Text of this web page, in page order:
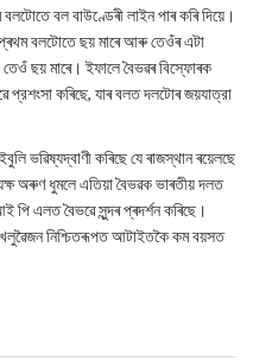
বল বাউণ্ডেৰী লাইন পাৰ কৰি দিয়ে।
বলটোতে ছয় মাৰে আৰু তেওঁৰ এটা
ছয় মাৰে। ইফালে বৈভৱৰ বিস্ফোৰক
প্রশংসা কৰিছে, যাৰ বলত দলটোৰ জয়যাত্রা
ভৱিষ্যদ্বাণী কৰিছে যে ৰাজস্থান ৰয়েলছে
অৰুণ ধুমলে এতিয়া বৈভৱক ভাৰতীয় দলত
পি এলত বৈভৱে সুন্দৰ প্ৰদৰ্শন কৰিছে।
নিশ্চিতৰূপত আটাইতকৈ কম বয়সত